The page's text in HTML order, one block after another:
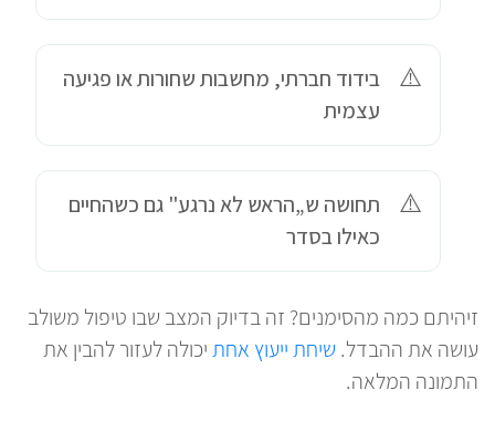
בידוד חברתי, מחשבות שחורות או פגיעה
עצמית
תחושה ש„הראש לא נרגע" גם כשהחיים
כאילו בסדר
זיהיתם כמה מהסימנים? זה בדיוק המצב שבו טיפול משולב
עושה את ההבדל. שיחת ייעוץ אחתיכולה לעזור להבין את
התמונה המלאה.